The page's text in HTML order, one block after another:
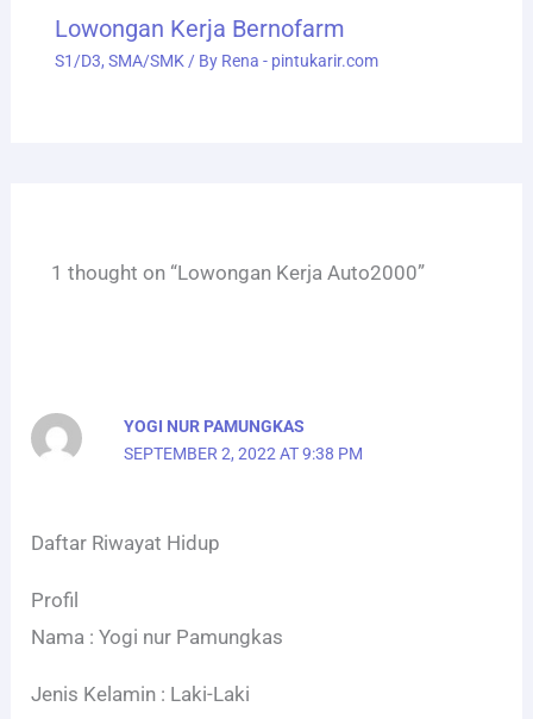
Lowongan Kerja Bernofarm
S1/D3, SMA/SMK / By Rena - pintukarir.com
1 thought on “Lowongan Kerja Auto2000”
YOGI NUR PAMUNGKAS
SEPTEMBER 2, 2022 AT 9:38 PM
Daftar Riwayat Hidup
Profil
Nama : Yogi nur Pamungkas
Jenis Kelamin : Laki-Laki